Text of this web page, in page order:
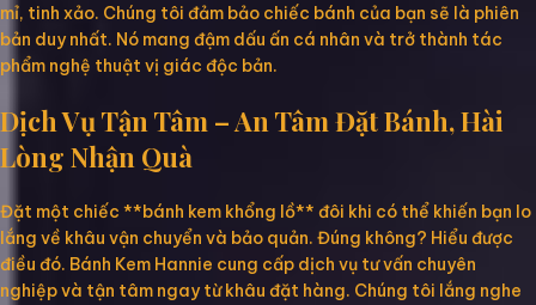
mỉ, tinh xảo. Chúng tôi đảm bảo chiếc bánh của bạn sẽ là phiên
bản duy nhất. Nó mang đậm dấu ấn cá nhân và trở thành tác
phẩm nghệ thuật vị giác độc bản.
Dịch Vụ Tận Tâm – An Tâm Đặt Bánh, Hài
Lòng Nhận Quà
Đặt một chiếc **bánh kem khổng lồ** đôi khi có thể khiến bạn lo
lắng về khâu vận chuyển và bảo quản. Đúng không? Hiểu được
điều đó. Bánh Kem Hannie cung cấp dịch vụ tư vấn chuyên
nghiệp và tận tâm ngay từ khâu đặt hàng. Chúng tôi lắng nghe